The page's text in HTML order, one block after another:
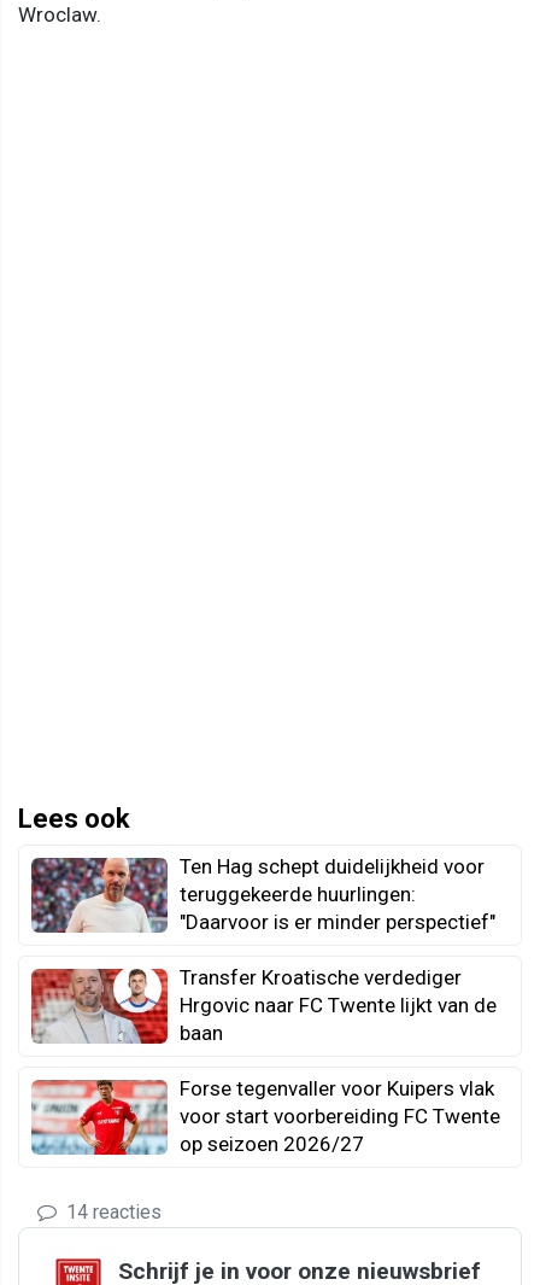
Wroclaw.
Lees ook
Ten Hag schept duidelijkheid voor
teruggekeerde huurlingen:
"Daarvoor is er minder perspectief"
Transfer Kroatische verdediger
Hrgovic naar FC Twente lijkt van de
baan
Forse tegenvaller voor Kuipers vlak
voor start voorbereiding FC Twente
op seizoen 2026/27
14 reacties
Schrijf je in voor onze nieuwsbrief